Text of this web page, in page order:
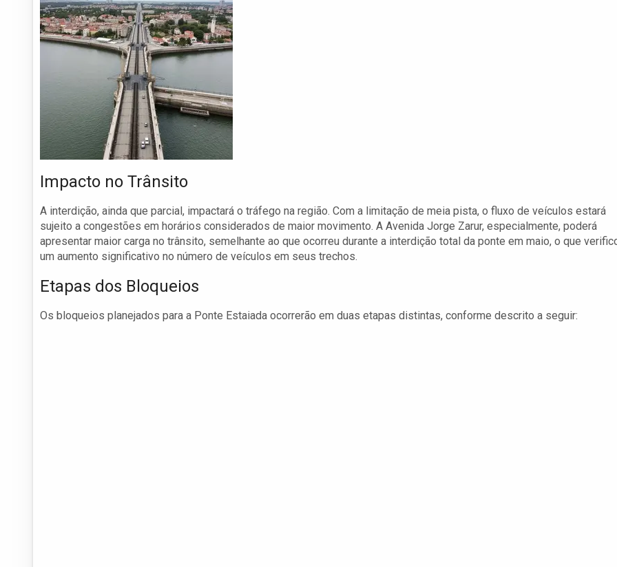
Impacto no Trânsito
A interdição, ainda que parcial, impactará o tráfego na região. Com a limitação de meia pista, o fluxo de veículos estará
sujeito a congestões em horários considerados de maior movimento. A Avenida Jorge Zarur, especialmente, poderá
apresentar maior carga no trânsito, semelhante ao que ocorreu durante a interdição total da ponte em maio, o que
um aumento significativo no número de veículos em seus trechos.
Etapas dos Bloqueios
Os bloqueios planejados para a Ponte Estaiada ocorrerão em duas etapas distintas, conforme descrito a seguir: